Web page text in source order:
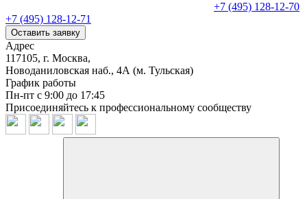
+7 (495) 128-12-70
+7 (495) 128-12-71
Оставить заявку
Адрес
117105, г. Москва,
Новоданиловская наб., 4А (м. Тульская)
График работы
Пн-пт с 9:00 до 17:45
Присоединяйтесь к профессиональному сообществу